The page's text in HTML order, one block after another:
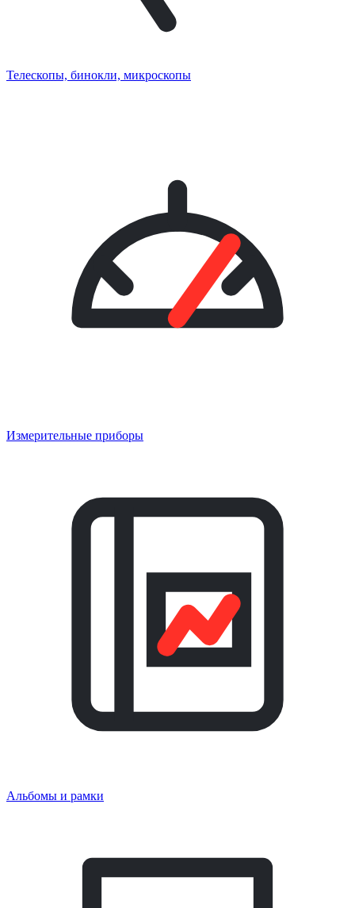
Телескопы, бинокли, микроскопы
Измерительные приборы
Альбомы и рамки